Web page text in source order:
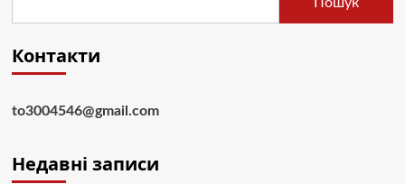
Пошук
Контакти
to3004546@gmail.com
Недавні записи